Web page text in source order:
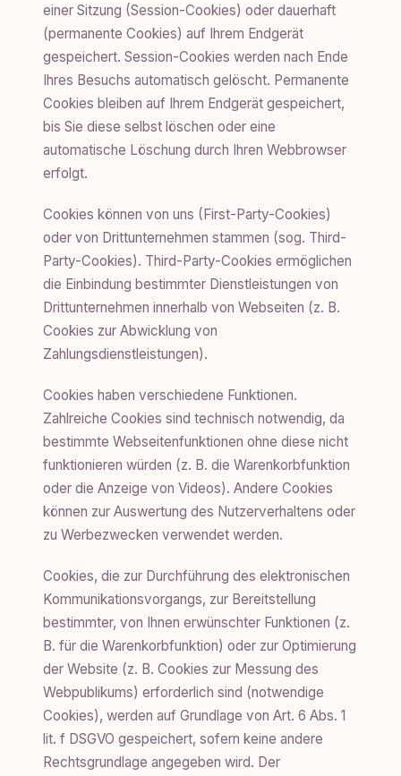
einer Sitzung (Session-Cookies) oder dauerhaft
(permanente Cookies) auf Ihrem Endgerät
gespeichert. Session-Cookies werden nach Ende
Ihres Besuchs automatisch gelöscht. Permanente
Cookies bleiben auf Ihrem Endgerät gespeichert,
bis Sie diese selbst löschen oder eine
automatische Löschung durch Ihren Webbrowser
erfolgt.
Cookies können von uns (First-Party-Cookies)
oder von Drittunternehmen stammen (sog. Third-
Party-Cookies). Third-Party-Cookies ermöglichen
die Einbindung bestimmter Dienstleistungen von
Drittunternehmen innerhalb von Webseiten (z. B.
Cookies zur Abwicklung von
Zahlungsdienstleistungen).
Cookies haben verschiedene Funktionen.
Zahlreiche Cookies sind technisch notwendig, da
bestimmte Webseitenfunktionen ohne diese nicht
funktionieren würden (z. B. die Warenkorbfunktion
oder die Anzeige von Videos). Andere Cookies
können zur Auswertung des Nutzerverhaltens oder
zu Werbezwecken verwendet werden.
Cookies, die zur Durchführung des elektronischen
Kommunikationsvorgangs, zur Bereitstellung
bestimmter, von Ihnen erwünschter Funktionen (z.
B. für die Warenkorbfunktion) oder zur Optimierung
der Website (z. B. Cookies zur Messung des
Webpublikums) erforderlich sind (notwendige
Cookies), werden auf Grundlage von Art. 6 Abs. 1
lit. f DSGVO gespeichert, sofern keine andere
Rechtsgrundlage angegeben wird. Der